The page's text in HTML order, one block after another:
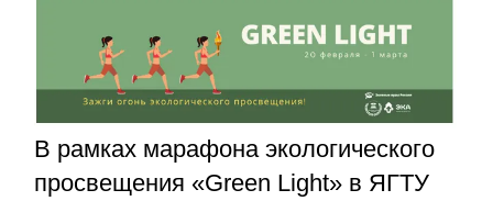
В рамках марафона экологического
просвещения «Green Light» в ЯГТУ